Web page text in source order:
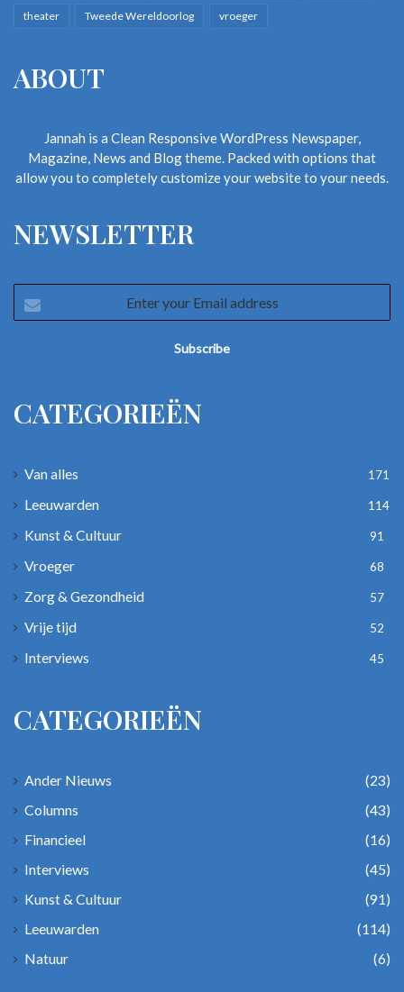
theater Tweede Wereldoorlog vroeger
ABOUT
Jannah is a Clean Responsive WordPress Newspaper,
Magazine, News and Blog theme. Packed with options that
allow you to completely customize your website to your needs.
NEWSLETTER
your
CATEGORIEËN
Van alles 171
Leeuwarden 114
Kunst & Cultuur 91
Vroeger 68
Zorg & Gezondheid 57
Vrije tijd 52
Interviews 45
CATEGORIEËN
Ander Nieuws
(23)
Columns
(43)
Financieel
(16)
Interviews
(45)
Kunst & Cultuur
(91)
Leeuwarden
(114)
Natuur
(6)